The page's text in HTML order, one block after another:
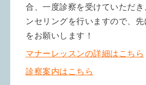
合、一度診察を受けていただき
ンセリングを行いますので、
をお願いします！
マナーレッスンの詳細はこちら
診察案内はこちら